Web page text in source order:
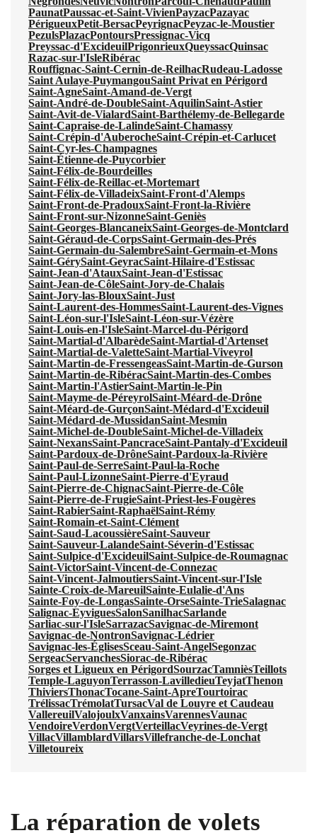
PaunatPaussac-et-Saint-VivienPayzacPazayac
PérigueuxPetit-BersacPeyrignacPeyzac-le-Moustier
PezulsPlazacPontoursPressignac-Vicq
Preyssac-d'ExcideuilPrigonrieuxQueyssacQuinsac
Razac-sur-l'IsleRibérac
Rouffignac-Saint-Cernin-de-ReilhacRudeau-Ladosse
Saint Aulaye-PuymangouSaint Privat en Périgord
Saint-AgneSaint-Amand-de-Vergt
Saint-André-de-DoubleSaint-AquilinSaint-Astier
Saint-Avit-de-VialardSaint-Barthélemy-de-Bellegarde
Saint-Capraise-de-LalindeSaint-Chamassy
Saint-Crépin-d'AuberocheSaint-Crépin-et-Carlucet
Saint-Cyr-les-Champagnes
Saint-Étienne-de-Puycorbier
Saint-Félix-de-Bourdeilles
Saint-Félix-de-Reillac-et-Mortemart
Saint-Félix-de-VilladeixSaint-Front-d'Alemps
Saint-Front-de-PradouxSaint-Front-la-Rivière
Saint-Front-sur-NizonneSaint-Geniès
Saint-Georges-BlancaneixSaint-Georges-de-Montclard
Saint-Géraud-de-CorpsSaint-Germain-des-Prés
Saint-Germain-du-SalembreSaint-Germain-et-Mons
Saint-GérySaint-GeyracSaint-Hilaire-d'Estissac
Saint-Jean-d'AtauxSaint-Jean-d'Estissac
Saint-Jean-de-CôleSaint-Jory-de-Chalais
Saint-Jory-las-BlouxSaint-Just
Saint-Laurent-des-HommesSaint-Laurent-des-Vignes
Saint-Léon-sur-l'IsleSaint-Léon-sur-Vézère
Saint-Louis-en-l'IsleSaint-Marcel-du-Périgord
Saint-Martial-d'AlbarèdeSaint-Martial-d'Artenset
Saint-Martial-de-ValetteSaint-Martial-Viveyrol
Saint-Martin-de-FressengeasSaint-Martin-de-Gurson
Saint-Martin-de-RibéracSaint-Martin-des-Combes
Saint-Martin-l'AstierSaint-Martin-le-Pin
Saint-Mayme-de-PéreyrolSaint-Méard-de-Drône
Saint-Méard-de-GurçonSaint-Médard-d'Excideuil
Saint-Médard-de-MussidanSaint-Mesmin
Saint-Michel-de-DoubleSaint-Michel-de-Villadeix
Saint-NexansSaint-PancraceSaint-Pantaly-d'Excideuil
Saint-Pardoux-de-DrôneSaint-Pardoux-la-Rivière
Saint-Paul-de-SerreSaint-Paul-la-Roche
Saint-Paul-LizonneSaint-Pierre-d'Eyraud
Saint-Pierre-de-ChignacSaint-Pierre-de-Côle
Saint-Pierre-de-FrugieSaint-Priest-les-Fougères
Saint-RabierSaint-RaphaëlSaint-Rémy
Saint-Romain-et-Saint-Clément
Saint-Saud-LacoussièreSaint-Sauveur
Saint-Sauveur-LalandeSaint-Séverin-d'Estissac
Saint-Sulpice-d'ExcideuilSaint-Sulpice-de-Roumagnac
Saint-VictorSaint-Vincent-de-Connezac
Saint-Vincent-JalmoutiersSaint-Vincent-sur-l'Isle
Sainte-Croix-de-MareuilSainte-Eulalie-d'Ans
Sainte-Foy-de-LongasSainte-OrseSainte-TrieSalagnac
Salignac-EyviguesSalonSanilhacSarlande
Sarliac-sur-l'IsleSarrazacSavignac-de-Miremont
Savignac-de-NontronSavignac-Lédrier
Savignac-les-ÉglisesSceau-Saint-AngelSegonzac
SergeacServanchesSiorac-de-Ribérac
Sorges et Ligueux en PérigordSourzacTamnièsTeillots
Temple-LaguyonTerrasson-LavilledieuTeyjatThenon
ThiviersThonacTocane-Saint-ApreTourtoirac
TrélissacTrémolatTursacVal de Louyre et Caudeau
VallereuilValojoulxVanxainsVarennesVaunac
VendoireVerdonVergtVerteillacVeyrines-de-Vergt
VillacVillamblardVillarsVillefranche-de-Lonchat
Villetoureix
La réparation de volets